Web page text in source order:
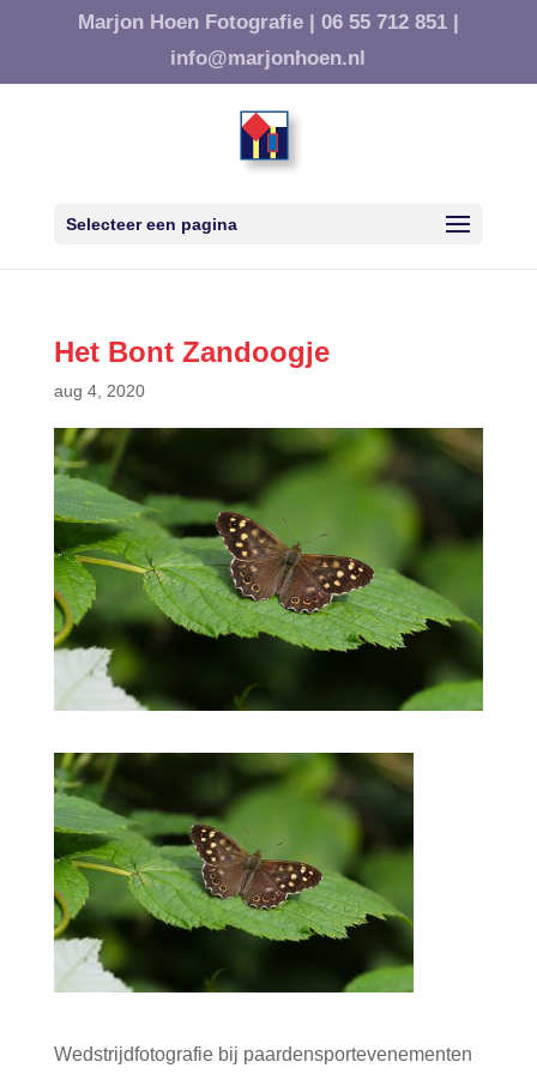
Marjon Hoen Fotografie | 06 55 712 851 |
info@marjonhoen.nl
Selecteer een pagina
Het Bont Zandoogje
aug 4, 2020
Wedstrijdfotografie bij paardensportevenementen